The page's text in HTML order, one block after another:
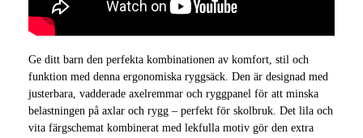
Ge ditt barn den perfekta kombinationen av komfort, stil och
funktion med denna ergonomiska ryggsäck. Den är designad med
justerbara, vadderade axelremmar och ryggpanel för att minska
belastningen på axlar och rygg – perfekt för skolbruk. Det lila och
vita färgschemat kombinerat med lekfulla motiv gör den extra